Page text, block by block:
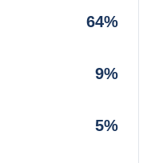
64%
9%
5%